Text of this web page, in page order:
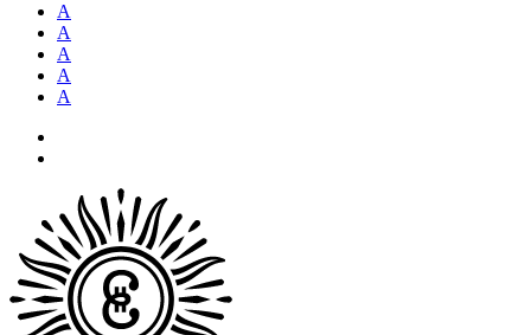
А
А
А
А
А